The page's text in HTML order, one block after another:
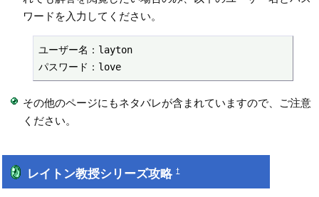
ワードを入力してください。
ユーザー名：layton
パスワード：love
その他のページにもネタバレが含まれていますので、ご注意
ください。
レイトン教授シリーズ攻略†